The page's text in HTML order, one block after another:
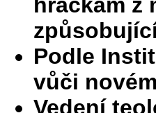
Podle
vůči
Vedení